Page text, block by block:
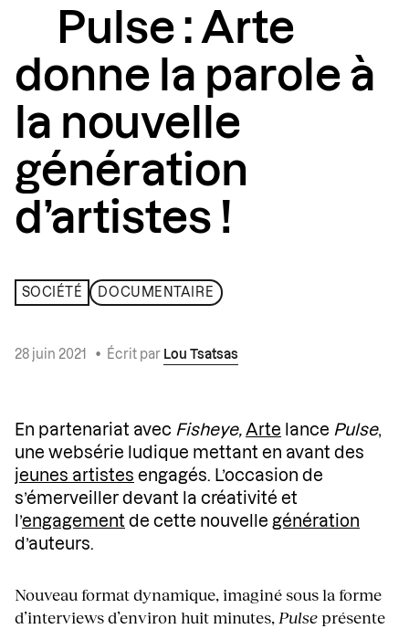
Pulse : Arte
donne la parole à
la nouvelle
génération
d’artistes !
SOCIÉTÉ DOCUMENTAIRE
28 juin 2021 • Écrit par Lou Tsatsas
En partenariat avec Fisheye, Arte lance Pulse,
une websérie ludique mettant en avant des
jeunes artistes engagés. L’occasion de
s’émerveiller devant la créativité et
l’engagement de cette nouvelle génération
d’auteurs.
Nouveau format dynamique, imaginé sous la forme
d’interviews d’environ huit minutes,Pulseprésente